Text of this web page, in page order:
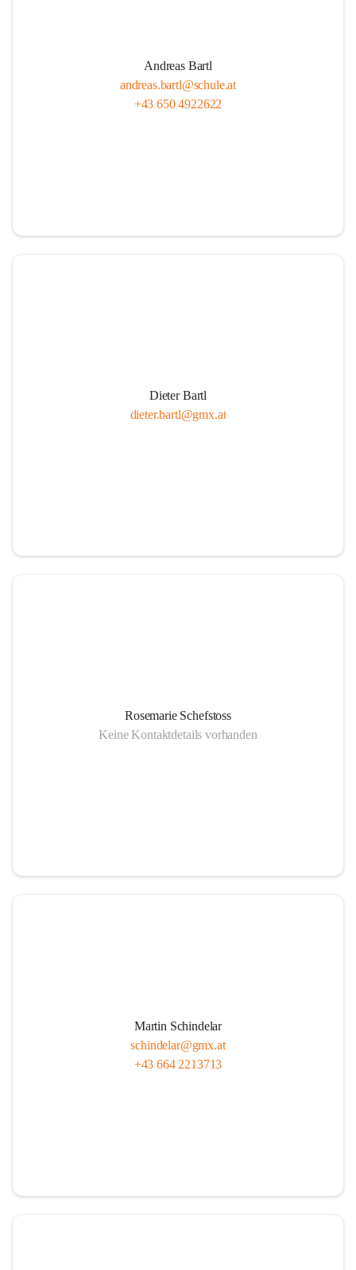
Andreas Bartl
andreas.bartl@schule.at
+43 650 4922622
Dieter Bartl
dieter.bartl@gmx.at
Rosemarie Schefstoss
Keine Kontaktdetails vorhanden
Martin Schindelar
schindelar@gmx.at
+43 664 2213713